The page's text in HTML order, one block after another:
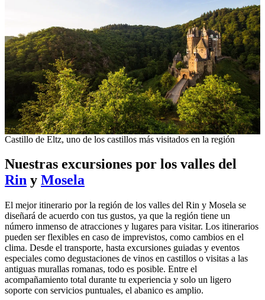
Castillo de Eltz, uno de los castillos más visitados en la región
Nuestras excursiones por los valles del
Rin y Mosela
El mejor itinerario por la región de los valles del Rin y Mosela se
diseñará de acuerdo con tus gustos, ya que la región tiene un
número inmenso de atracciones y lugares para visitar. Los itinerarios
pueden ser flexibles en caso de imprevistos, como cambios en el
clima. Desde el transporte, hasta excursiones guiadas y eventos
especiales como degustaciones de vinos en castillos o visitas a las
antiguas murallas romanas, todo es posible. Entre el
acompañamiento total durante tu experiencia y solo un ligero
soporte con servicios puntuales, el abanico es amplio.